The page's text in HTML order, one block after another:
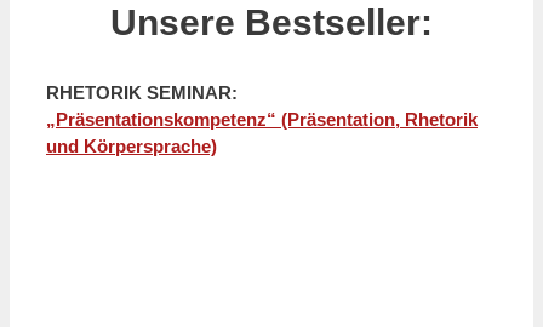
Unsere Bestseller:
RHETORIK SEMINAR:
„Präsentationskompetenz“ (Präsentation, Rhetorik
und Körpersprache)